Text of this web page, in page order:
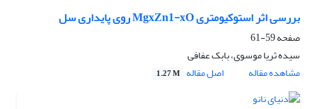
بررسی اثر استوکیومتری ‏MgxZn1-xO‏ روی پایداری سل ‏
صفحه59-61
سیده ثریا موسوی، بابک عفافی
مشاهده مقاله
اصل مقاله 1.27 M